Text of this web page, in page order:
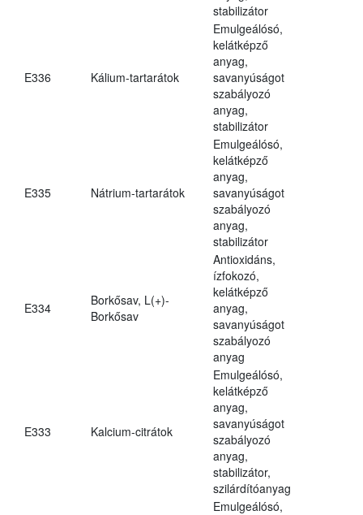
stabilizátor
E336 Kálium-tartarátok
Emulgeálósó,
kelátképző
anyag,
savanyúságot
szabályozó
anyag,
stabilizátor
E335 Nátrium-tartarátok
Emulgeálósó,
kelátképző
anyag,
savanyúságot
szabályozó
anyag,
stabilizátor
E334
Borkősav, L(+)-
Borkősav
Antioxidáns,
ízfokozó,
kelátképző
anyag,
savanyúságot
szabályozó
anyag
E333 Kalcium-citrátok
Emulgeálósó,
kelátképző
anyag,
savanyúságot
szabályozó
anyag,
stabilizátor,
szilárdítóanyag
Emulgeálósó,